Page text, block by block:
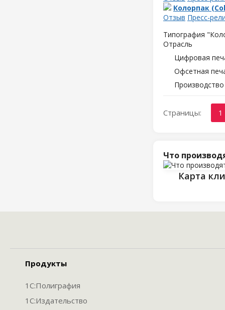
Колорпак
Отзыв Пресс-
Типография
Отрасль
Цифровая
Офсетная
Страницы: 1
Что
Карта
Продукты
1С:Полиграфия
1С:Издательство